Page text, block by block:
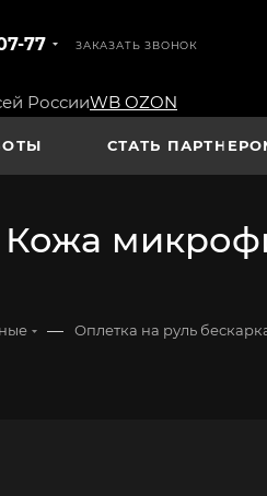
77 ЗАКАЗАТЬ ЗВОНОК
РоссииWB OZON
СТАТЬ
Кожа
— Оплетка на руль